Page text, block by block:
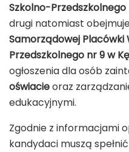
Szkolno-
drugi natomiast
Samorządowej Placówki
Przedszkolnego nr 9 w
ogłoszenia dla osób
oświacieoraz
edukacyjnymi.
Zgodnie z informacjami
kandydaci muszą